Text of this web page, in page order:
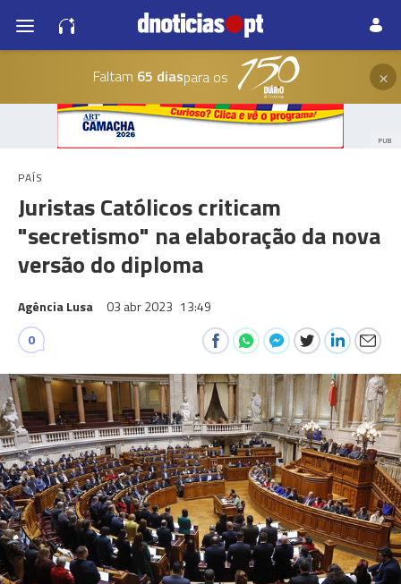
Faltam 65 diaspara os ×
PUB
PAÍS
Juristas Católicos criticam
"secretismo" na elaboração da nova
versão do diploma
Agência Lusa 03 abr 2023 13:49
0